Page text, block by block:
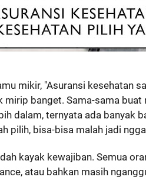
mikir, "Asuransi kesehatan
mirip banget. Sama-sama
dalam, ternyata ada banyak
pilih, bisa-bisa malah jadi
kayak kewajiban. Semua
atau bahkan masih